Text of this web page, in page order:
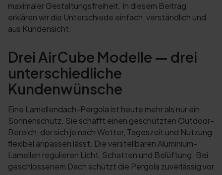
maximaler Gestaltungsfreiheit. In diesem Beitrag
erklären wir die Unterschiede einfach, verständlich und
aus Kundensicht.
Drei AirCube Modelle — drei
unterschiedliche
Kundenwünsche
Eine Lamellendach-Pergola ist heute mehr als nur ein
Sonnenschutz. Sie schafft einen geschützten Outdoor-
Bereich, der sich je nach Wetter, Tageszeit und Nutzung
flexibel anpassen lässt. Die verstellbaren Aluminium-
Lamellen regulieren Licht, Schatten und Belüftung. Bei
geschlossenem Dach schützt die Pergola zuverlässig vor